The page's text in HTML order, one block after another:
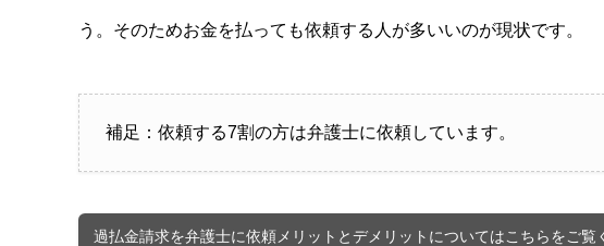
う。そのためお金を払っても依頼する人が多いいのが現状です。
補足：依頼する7割の方は弁護士に依頼しています。
過払金請求を弁護士に依頼メリットとデメリットについてはこちらをご覧